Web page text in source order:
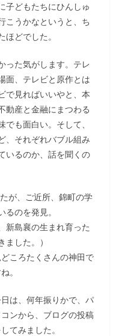
子どもたちにひんしゅ
こうかなというと、ち
どでした。
った気がします。テレ
面、テレビと原作とは
で見ればいいやと、本
動産と金融にまつわる
も面白い。そして、
、それぞれバブル組み
いるのか、話を聞くの
が、ご近所、錦町の学
のを発見。
新島襄の生まれ育った
した。）
どころたくさんの神田で
。
は、何年振りかで、パ
コンから、ブログの投稿
てみました。